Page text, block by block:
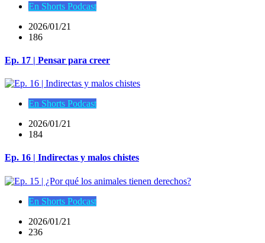
En Shorts Podcast
2026/01/21
186
Ep. 17 | Pensar para creer
En Shorts Podcast
2026/01/21
184
Ep. 16 | Indirectas y malos chistes
En Shorts Podcast
2026/01/21
236